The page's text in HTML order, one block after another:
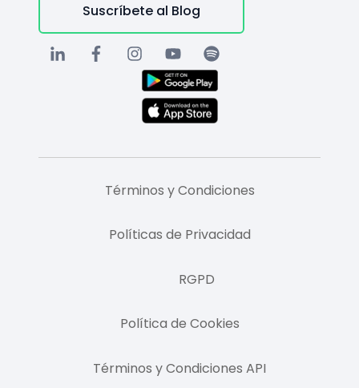
Suscríbete al Blog
Términos y Condiciones
Políticas de Privacidad
RGPD
Política de Cookies
Términos y Condiciones API